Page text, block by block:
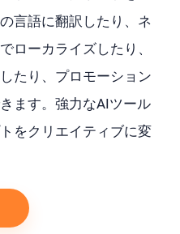
言語に翻訳したり、ネ
ローカライズしたり、
たり、プロモーション
ます。強力なAIツール
をクリエイティブに変